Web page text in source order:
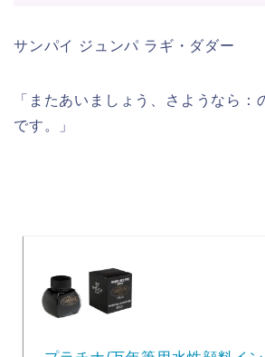
サンパイ ジュンパ ラギ・ダダー
「またあいましょう、さようなら：
です。」